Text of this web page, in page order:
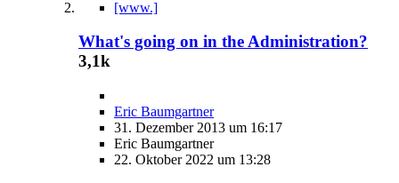
[www.]
What's going on in the Administration?
3,1k
Eric Baumgartner
31. Dezember 2013 um 16:17
Eric Baumgartner
22. Oktober 2022 um 13:28